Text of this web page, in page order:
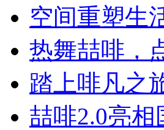
空间重塑生
热舞喆啡，
踏上啡凡之
喆啡2.0亮